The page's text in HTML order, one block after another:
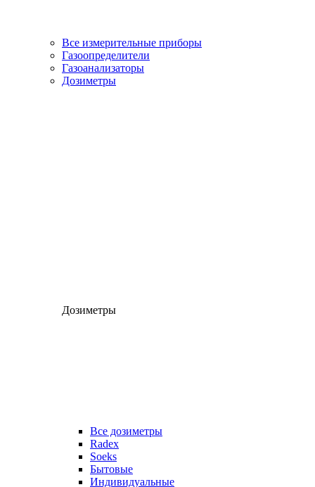
Все измерительные приборы
Газоопределители
Газоанализаторы
Дозиметры
Дозиметры
Все дозиметры
Radex
Soeks
Бытовые
Индивидуальные